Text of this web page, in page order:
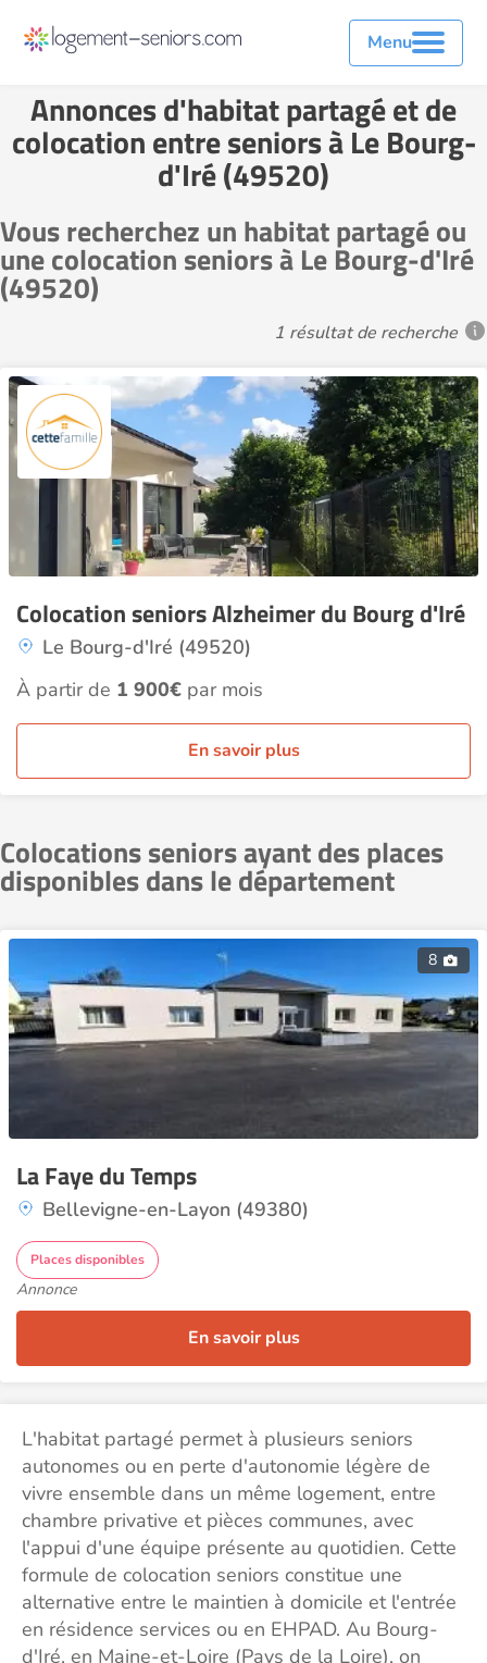
Menu
Annonces d'habitat partagé et de
colocation entre seniors à Le Bourg-
d'Iré (49520)
Vous recherchez un habitat partagé ou
une colocation seniors à Le Bourg-d'Iré
(49520)
1 résultat de recherche
Colocation seniors Alzheimer du Bourg d'Iré
Le Bourg-d'Iré (49520)
À partir de 1 900€ par mois
En savoir plus
Colocations seniors ayant des places
disponibles dans le département
8
La Faye du Temps
Bellevigne-en-Layon (49380)
Places disponibles
Annonce
En savoir plus
L'habitat partagé permet à plusieurs seniors
autonomes ou en perte d'autonomie légère de
vivre ensemble dans un même logement, entre
chambre privative et pièces communes, avec
l'appui d'une équipe présente au quotidien. Cette
formule de colocation seniors constitue une
alternative entre le maintien à domicile et l'entrée
en résidence services ou en EHPAD. Au Bourg-
d'Iré, en Maine-et-Loire (Pays de la Loire), on